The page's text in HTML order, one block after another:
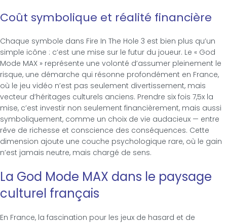
Coût symbolique et réalité financière
Chaque symbole dans Fire In The Hole 3 est bien plus qu’un
simple icône : c’est une mise sur le futur du joueur. Le « God
Mode MAX » représente une volonté d’assumer pleinement le
risque, une démarche qui résonne profondément en France,
où le jeu vidéo n’est pas seulement divertissement, mais
vecteur d’héritages culturels anciens. Prendre six fois 7,5x la
mise, c’est investir non seulement financièrement, mais aussi
symboliquement, comme un choix de vie audacieux — entre
rêve de richesse et conscience des conséquences. Cette
dimension ajoute une couche psychologique rare, où le gain
n’est jamais neutre, mais chargé de sens.
La God Mode MAX dans le paysage
culturel français
En France, la fascination pour les jeux de hasard et de